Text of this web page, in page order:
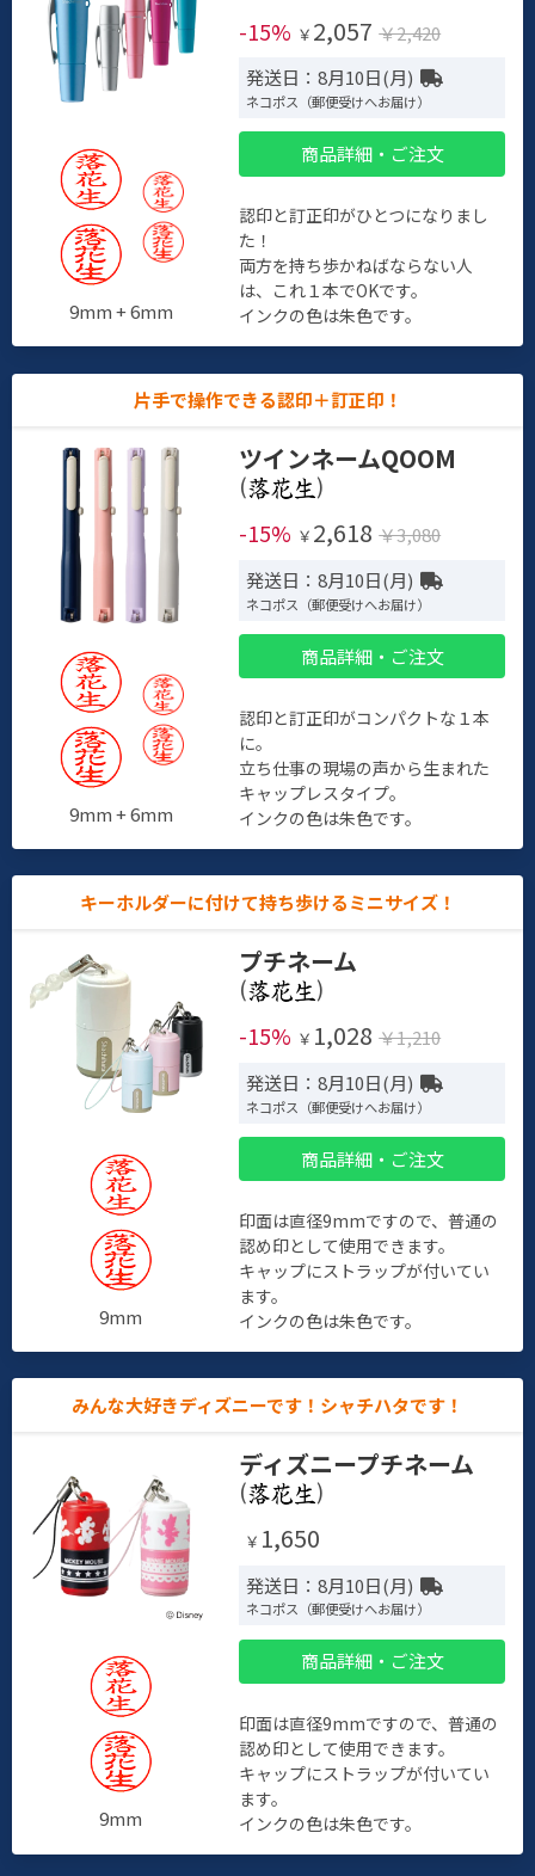
9mm + 6mm
-15% ￥ 2,057 ￥2,420
発送日：8月10日(月)
ネコポス（郵便受けへお届け）
商品詳細・ご注文
認印と訂正印がひとつになりまし
た！
両方を持ち歩かねばならない人
は、これ１本でOKです。
インクの色は朱色です。
片手で操作できる認印＋訂正印！
9mm + 6mm
ツインネームQOOM
(
)
-15% ￥ 2,618 ￥3,080
発送日：8月10日(月)
ネコポス（郵便受けへお届け）
商品詳細・ご注文
認印と訂正印がコンパクトな１本
に。
立ち仕事の現場の声から生まれた
キャップレスタイプ。
インクの色は朱色です。
キーホルダーに付けて持ち歩けるミニサイズ！
9mm
プチネーム
(
)
-15% ￥ 1,028 ￥1,210
発送日：8月10日(月)
ネコポス（郵便受けへお届け）
商品詳細・ご注文
印面は直径9mmですので、普通の
認め印として使用できます。
キャップにストラップが付いてい
ます。
インクの色は朱色です。
みんな大好きディズニーです！シャチハタです！
9mm
ディズニープチネーム
( )
￥ 1,650
発送日：8月10日(月)
ネコポス（郵便受けへお届け）
商品詳細・ご注文
印面は直径9mmですので、普通の
認め印として使用できます。
キャップにストラップが付いてい
ます。
インクの色は朱色です。